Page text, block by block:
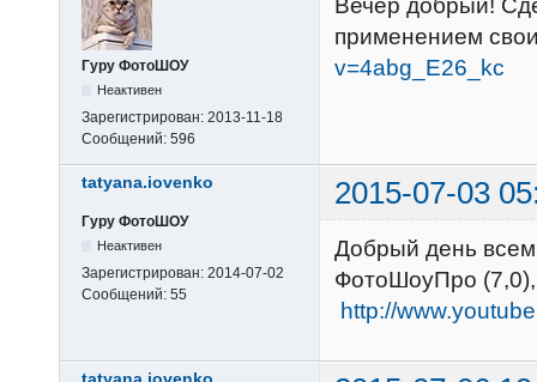
Гуру ФотоШОУ
Неактивен
Зарегистрирован: 2013-11-18
Сообщений: 596
Вечер добрый!
применением
v=4abg_E26_kc
tatyana.iovenko 2015-07-03
Гуру ФотоШОУ
Неактивен
Зарегистрирован: 2014-07-02
Сообщений: 55
Добрый день
ФотоШоуПро
http://